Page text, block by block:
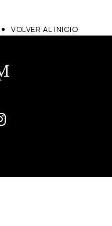
VOLVER AL INICIO